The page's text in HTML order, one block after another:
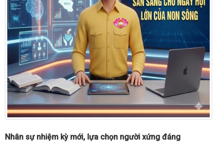
Nhân sự nhiệm kỳ mới, lựa chọn người xứng đáng